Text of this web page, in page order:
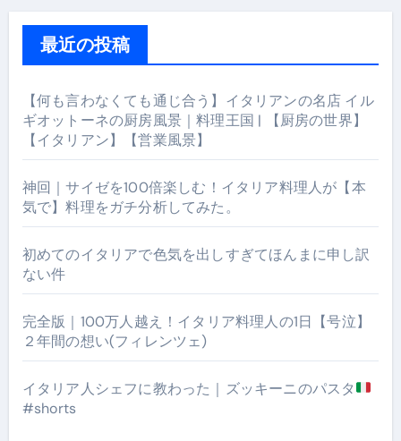
最近の投稿
【何も言わなくても通じ合う】イタリアンの名店 イル
ギオットーネの厨房風景｜料理王国 | 【厨房の世界】
【イタリアン】【営業風景】
神回｜サイゼを100倍楽しむ！イタリア料理人が【本
気で】料理をガチ分析してみた。
初めてのイタリアで色気を出しすぎてほんまに申し訳
ない件
完全版｜100万人越え！イタリア料理人の1日【号泣】
２年間の想い(フィレンツェ)
イタリア人シェフに教わった｜ズッキーニのパスタ
#shorts